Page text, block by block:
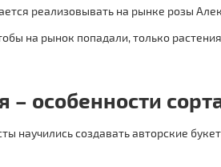
реализовывать на рынке розы
на рынок попадали, только
– особенности
научились создавать авторские